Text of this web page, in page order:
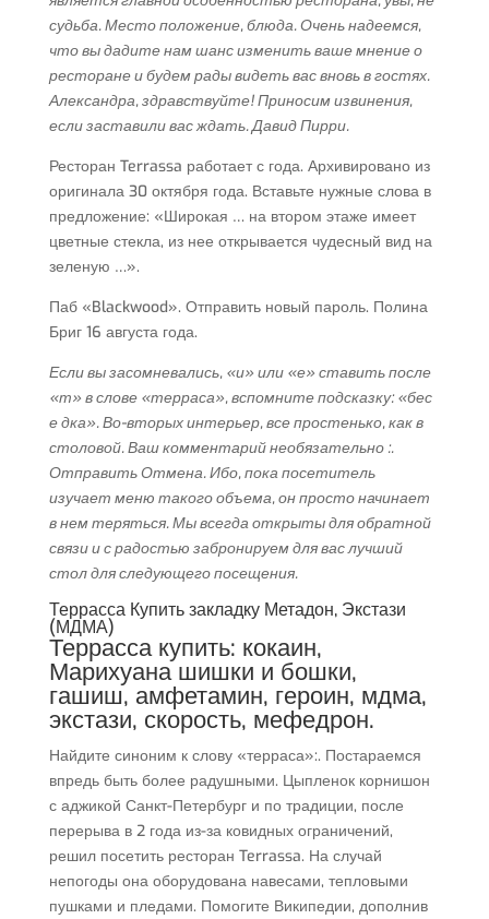
судьба. Место положение, блюда. Очень надеемся,
что вы дадите нам шанс изменить ваше мнение о
ресторане и будем рады видеть вас вновь в гостях.
Александра, здравствуйте! Приносим извинения,
если заставили вас ждать. Давид Пирри.
Ресторан Terrassa работает с года. Архивировано из
оригинала 30 октября года. Вставьте нужные слова в
предложение: «Широкая … на втором этаже имеет
цветные стекла, из нее открывается чудесный вид на
зеленую …».
Паб «Blackwood». Отправить новый пароль. Полина
Бриг 16 августа года.
Если вы засомневались, «и» или «е» ставить после
«т» в слове «терраса», вспомните подсказку: «бес
е дка». Во-вторых интерьер, все простенько, как в
столовой. Ваш комментарий необязательно :.
Отправить Отмена. Ибо, пока посетитель
изучает меню такого объема, он просто начинает
в нем теряться. Мы всегда открыты для обратной
связи и с радостью забронируем для вас лучший
стол для следующего посещения.
Террасса Купить закладку Метадон, Экстази
(МДМА)
Террасса купить: кокаин,
Марихуана шишки и бошки,
гашиш, амфетамин, героин, мдма,
экстази, скорость, мефедрон.
Найдите синоним к слову «терраса»:. Постараемся
впредь быть более радушными. Цыпленок корнишон
с аджикой Санкт-Петербург и по традиции, после
перерыва в 2 года из-за ковидных ограничений,
решил посетить ресторан Terrassa. На случай
непогоды она оборудована навесами, тепловыми
пушками и пледами. Помогите Википедии, дополнив